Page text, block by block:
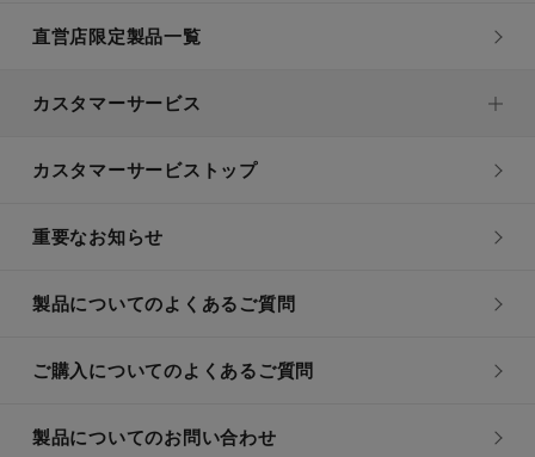
直営店限定製品一覧
カスタマーサービス
カスタマーサービストップ
重要なお知らせ
製品についてのよくあるご質問
ご購入についてのよくあるご質問
製品についてのお問い合わせ